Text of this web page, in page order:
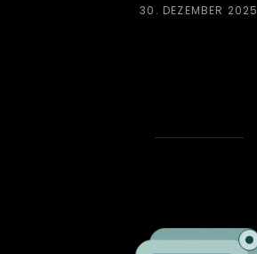
POSTED
30. DEZEMBER 2025